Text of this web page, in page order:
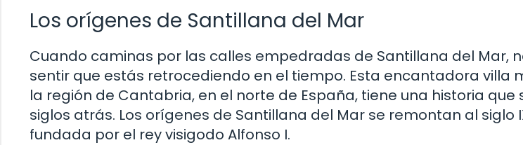
Los orígenes de Santillana del Mar
Cuando caminas por las calles empedradas de Santillana del Mar,
sentir que estás retrocediendo en el tiempo. Esta encantadora villa
la región de Cantabria, en el norte de España, tiene una historia
siglos atrás. Los orígenes de Santillana del Mar se remontan al siglo
fundada por el rey visigodo Alfonso I.